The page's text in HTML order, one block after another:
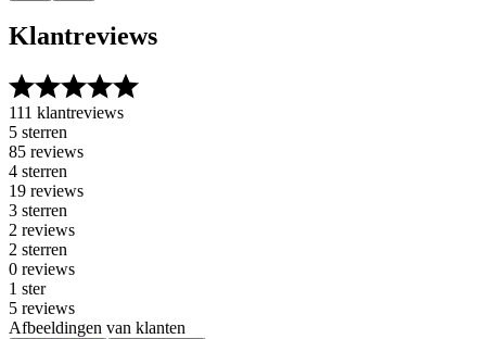
Klantreviews
111 klantreviews
5 sterren
85 reviews
4 sterren
19 reviews
3 sterren
2 reviews
2 sterren
0 reviews
1 ster
5 reviews
Afbeeldingen van klanten